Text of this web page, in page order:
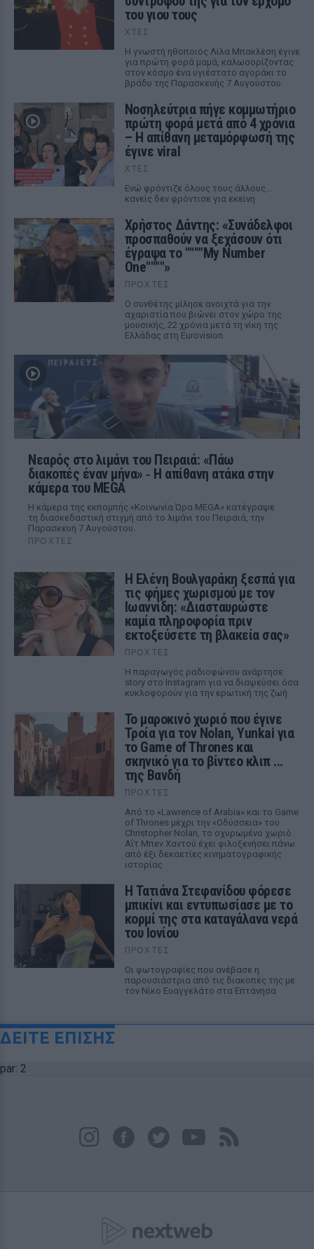
του γιου τους
ΧΤΕΣ
Η γνωστή ηθοποιός Λίλα Μπακλέση έγινε
για πρώτη φορά μαμά, καλωσορίζοντας
στον κόσμο ένα υγιέστατο αγοράκι το
βράδυ της Παρασκευής 7 Αυγούστου.
Νοσηλεύτρια πήγε κομμωτήριο
πρώτη φορά μετά από 4 χρόνια
– Η απίθανη μεταμόρφωσή της
έγινε viral
ΧΤΕΣ
Ενώ φρόντιζε όλους τους άλλους...
κανείς δεν φρόντισε για εκείνη
Χρήστος Δάντης: «Συνάδελφοι
προσπαθούν να ξεχάσουν ότι
έγραψα το """"My Number
One""""»
ΠΡΟΧΤΈΣ
Ο συνθέτης μίλησε ανοιχτά για την
αχαριστία που βιώνει στον χώρο της
μουσικής, 22 χρόνια μετά τη νίκη της
Ελλάδας στη Eurovision.
Νεαρός στο λιμάνι του Πειραιά: «Πάω
διακοπές έναν μήνα» ‑ Η απίθανη ατάκα στην
κάμερα του MEGA
Η κάμερα της εκπομπής «Κοινωνία Ώρα MEGA» κατέγραψε
τη διασκεδαστική στιγμή από το λιμάνι του Πειραιά, την
Παρασκευή 7 Αυγούστου.
ΠΡΟΧΤΈΣ
Η Ελένη Βουλγαράκη ξεσπά για
τις φήμες χωρισμού με τον
Ιωαννίδη: «Διασταυρώστε
καμία πληροφορία πριν
εκτοξεύσετε τη βλακεία σας»
ΠΡΟΧΤΈΣ
Η παραγωγός ραδιοφώνου ανάρτησε
story στο Instagram για να διαψεύσει όσα
κυκλοφορούν για την ερωτική της ζωή
Το μαροκινό χωριό που έγινε
Τροία για τον Nolan, Yunkai για
το Game of Thrones και
σκηνικό για το βίντεο κλιπ ...
της Βανδή
ΠΡΟΧΤΈΣ
Από το «Lawrence of Arabia» και το Game
of Thrones μέχρι την «Οδύσσεια» του
Christopher Nolan, το οχυρωμένο χωριό
Αΐτ Μπεν Χαντού έχει φιλοξενήσει πάνω
από έξι δεκαετίες κινηματογραφικής
ιστορίας
Η Τατιάνα Στεφανίδου φόρεσε
μπικίνι και εντυπωσίασε με το
κορμί της στα καταγάλανα νερά
του Ιονίου
ΠΡΟΧΤΈΣ
Οι φωτογραφίες που ανέβασε η
παρουσιάστρια από τις διακοπές της με
τον Νίκο Ευαγγελάτο στα Επτάνησα
ΔΕΙΤΕ ΕΠΙΣΗΣ
par: 2